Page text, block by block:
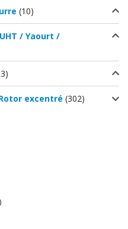
(10)
/ Yaourt /
excentré (302)